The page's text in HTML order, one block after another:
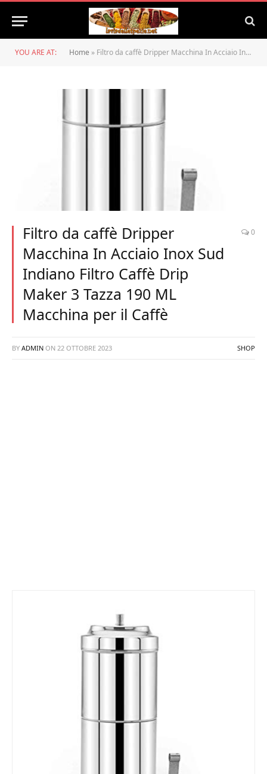
YOU ARE AT: Home » Filtro da caffè Dripper Macchina In Acciaio Inox Sud Indiano Filtro Caffè Drip Maker 3 Tazza 190 ML Macchina per il Caffè
Filtro da caffè Dripper
Macchina In Acciaio Inox Sud
Indiano Filtro Caffè Drip
Maker 3 Tazza 190 ML
Macchina per il Caffè
0
BY ADMIN ON 22 OTTOBRE 2023 SHOP